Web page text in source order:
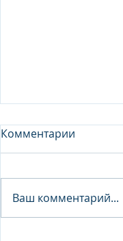
Комментарии
Ваш комментарий...